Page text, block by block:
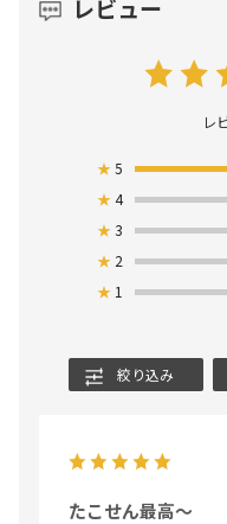
レビュー
レ
★5
★4
★3
★ 2
★ 1
絞り込み
たこせん最高～